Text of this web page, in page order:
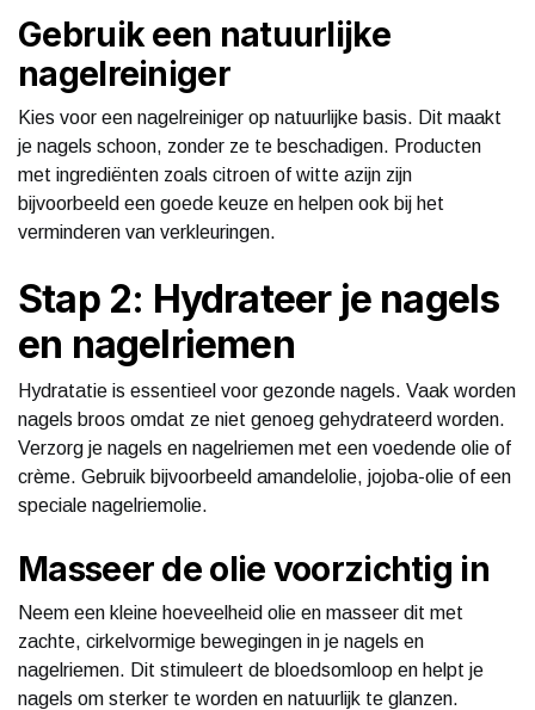
Gebruik een natuurlijke
nagelreiniger
Kies voor een nagelreiniger op natuurlijke basis. Dit maakt
je nagels schoon, zonder ze te beschadigen. Producten
met ingrediënten zoals citroen of witte azijn zijn
bijvoorbeeld een goede keuze en helpen ook bij het
verminderen van verkleuringen.
Stap 2: Hydrateer je nagels
en nagelriemen
Hydratatie is essentieel voor gezonde nagels. Vaak worden
nagels broos omdat ze niet genoeg gehydrateerd worden.
Verzorg je nagels en nagelriemen met een voedende olie of
crème. Gebruik bijvoorbeeld amandelolie, jojoba-olie of een
speciale nagelriemolie.
Masseer de olie voorzichtig in
Neem een kleine hoeveelheid olie en masseer dit met
zachte, cirkelvormige bewegingen in je nagels en
nagelriemen. Dit stimuleert de bloedsomloop en helpt je
nagels om sterker te worden en natuurlijk te glanzen.